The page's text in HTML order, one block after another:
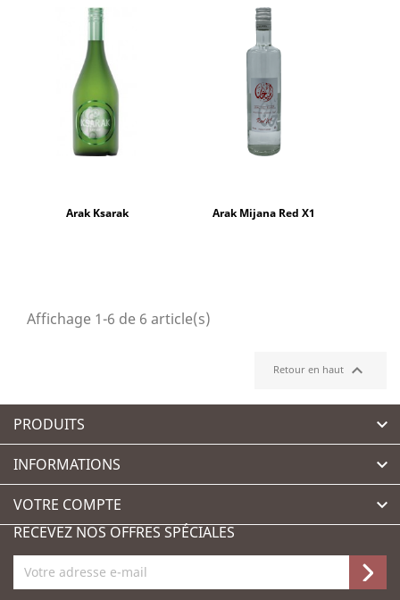
Arak Ksarak Arak Mijana Red X1
Affichage 1-6 de 6 article(s)
Retour en haut 
PRODUITS 
INFORMATIONS 
VOTRE COMPTE 
RECEVEZ NOS OFFRES SPÉCIALES